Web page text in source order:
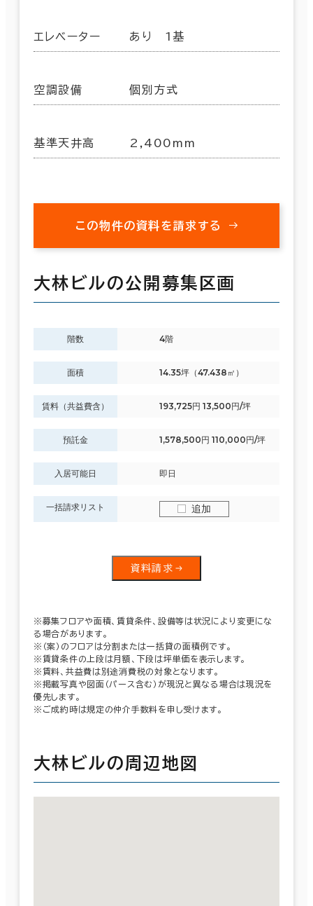
エレベーター あり 1基
空調設備 個別方式
基準天井高 2,400mm
この物件の資料を請求する
大林ビルの公開募集区画
階数 4階
面積 14.35坪（47.438㎡）
賃料（共益費含） 193,725円 13,500円/坪
預託金 1,578,500円 110,000円/坪
入居可能日 即日
一括請求リスト 追加
資料請求
※募集フロアや面積、賃貸条件、設備等は状況により変更にな
る場合があります。
※（案）のフロアは分割または一括貸の面積例です。
※賃貸条件の上段は月額、下段は坪単価を表示します。
※賃料、共益費は別途消費税の対象となります。
※掲載写真や図面（パース含む）が現況と異なる場合は現況を
優先します。
※ご成約時は規定の仲介手数料を申し受けます。
大林ビルの周辺地図